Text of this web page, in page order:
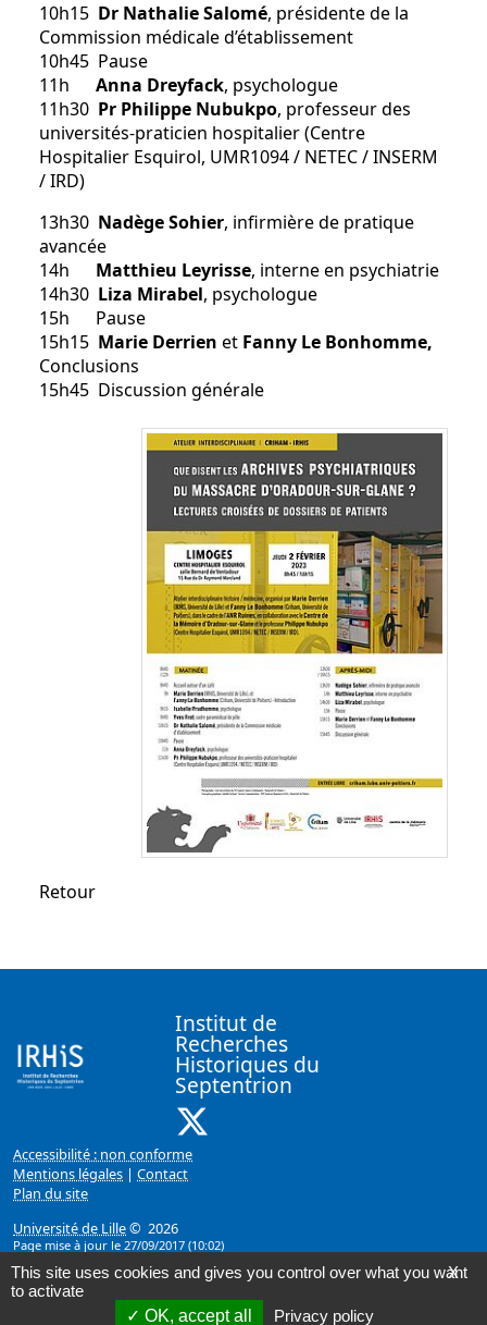
10h15 Dr Nathalie Salomé, présidente de la
Commission médicale d’établissement
10h45 Pause
11h Anna Dreyfack, psychologue
11h30 Pr Philippe Nubukpo, professeur des
universités-praticien hospitalier (Centre
Hospitalier Esquirol, UMR1094 / NETEC / INSERM
/ IRD)
13h30 Nadège Sohier, infirmière de pratique
avancée
14h Matthieu Leyrisse, interne en psychiatrie
14h30 Liza Mirabel, psychologue
15h Pause
15h15 Marie Derrien et Fanny Le Bonhomme,
Conclusions
15h45 Discussion générale
Retour
Institut de
Recherches
Historiques du
Septentrion
Accessibilité : non conforme
Mentions légales | Contact
Plan du site
Université de Lille© 2026
Page mise à jour le 27/09/2017 (10:02)
X
This site uses cookies and gives you control over what you want
to activate
OK, accept all
Privacy policy